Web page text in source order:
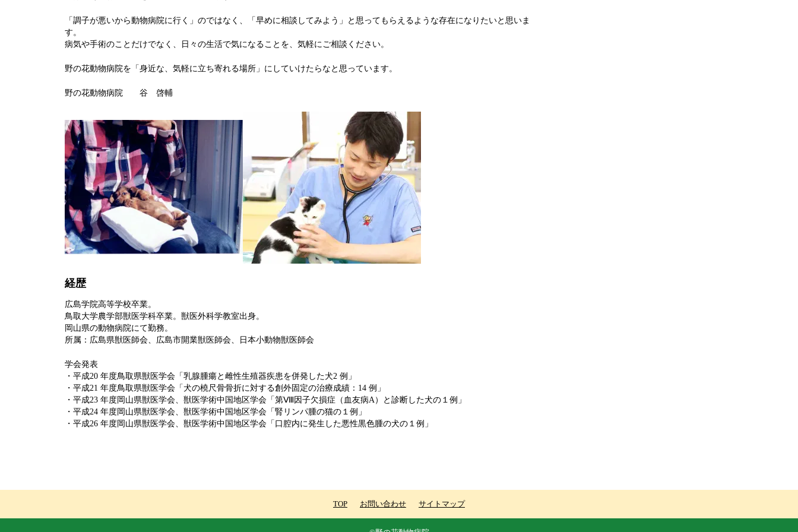
「調子が悪いから動物病院に行く」のではなく、「早めに相談してみよう」と思ってもらえるような存在になりたいと思いま
す。
病気や手術のことだけでなく、日々の生活で気になることを、気軽にご相談ください。
野の花動物病院を「身近な、気軽に立ち寄れる場所」にしていけたらなと思っています。
野の花動物病院 谷 啓輔
経歴
広島学院高等学校卒業。
鳥取大学農学部獣医学科卒業。獣医外科学教室出身。
岡山県の動物病院にて勤務。
所属：広島県獣医師会、広島市開業獣医師会、日本小動物獣医師会
学会発表
・平成20 年度鳥取県獣医学会「乳腺腫瘍と雌性生殖器疾患を併発した犬2 例」
・平成21 年度鳥取県獣医学会「犬の橈尺骨骨折に対する創外固定の治療成績：14 例」
・平成23 年度岡山県獣医学会、獣医学術中国地区学会「第Ⅷ因子欠損症（血友病A）と診断した犬の１例」
・平成24 年度岡山県獣医学会、獣医学術中国地区学会「腎リンパ腫の猫の１例」
・平成26 年度岡山県獣医学会、獣医学術中国地区学会「口腔内に発生した悪性黒色腫の犬の１例」
TOP お問い合わせ サイトマップ